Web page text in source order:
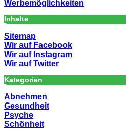
Werbemöglichkeiten
Inhalte
Sitemap
Wir auf Facebook
Wir auf Instagram
Wir auf Twitter
Kategorien
Abnehmen
Gesundheit
Psyche
Schönheit